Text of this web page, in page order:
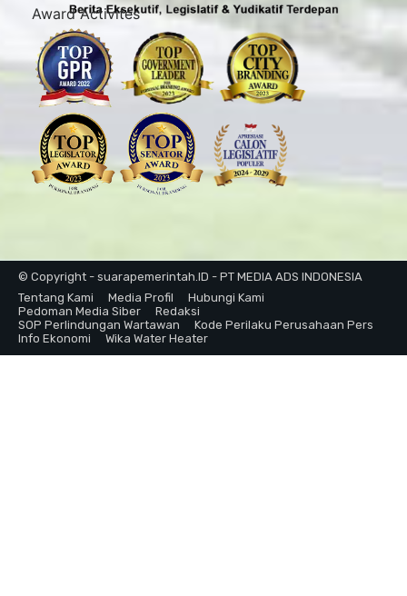
Award Activites
© Copyright - suarapemerintah.ID - PT MEDIA ADS INDONESIA
Tentang Kami
Media Profil
Hubungi Kami
Pedoman Media Siber
Redaksi
SOP Perlindungan Wartawan
Kode Perilaku Perusahaan Pers
Info Ekonomi
Wika Water Heater